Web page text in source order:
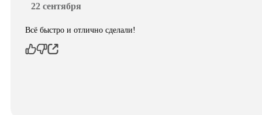
22 сентября
Всё быстро и отлично сделали!